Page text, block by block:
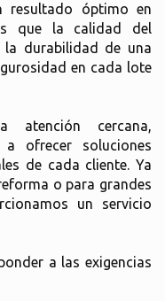
resultado óptimo en
que la calidad del
la durabilidad de una
en cada lote
atención cercana,
ofrecer soluciones
de cada cliente. Ya
o para grandes
un servicio
a las exigencias